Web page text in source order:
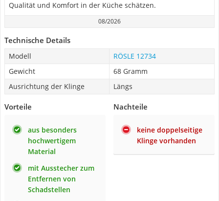
Qualität und Komfort in der Küche schätzen.
08/2026
Technische Details
Modell
RÖSLE 12734
Gewicht
68 Gramm
Ausrichtung der Klinge
Längs
Vorteile
aus besonders
hochwertigem
Material
mit Ausstecher zum
Entfernen von
Schadstellen
Nachteile
keine doppelseitige
Klinge vorhanden